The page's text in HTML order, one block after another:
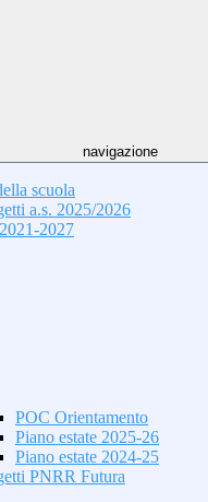
navigazione
scuola
a.s. 2025/2026
2027
POC Orientamento
Piano estate 2025-26
Piano estate 2024-25
PNRR Futura